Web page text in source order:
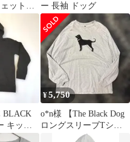
ェット
ペン
ー 長袖 ドッグ
BLACK
キッズ
古着
¥5,750
o*n様 【The Black Dog
ロングスリーブTシャ
ツ グレー XL】